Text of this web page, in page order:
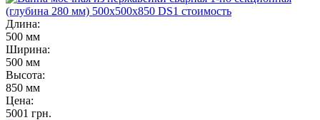
Длина:
500 мм
Ширина:
500 мм
Высота:
850 мм
Цена:
5001 грн.